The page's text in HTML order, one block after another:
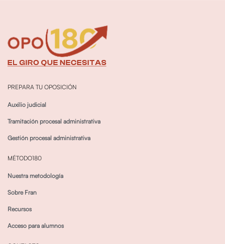
PREPARA TU OPOSICIÓN
Auxilio judicial
Tramitación procesal administrativa
Gestión procesal administrativa
MÉTODO180
Nuestra metodología
Sobre Fran
Recursos
Acceso para alumnos